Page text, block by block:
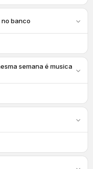
no banco
semana é musica